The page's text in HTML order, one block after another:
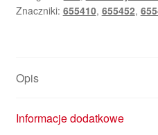
Znaczniki: 655410, 655452,
Opis
Informacje dodatkowe